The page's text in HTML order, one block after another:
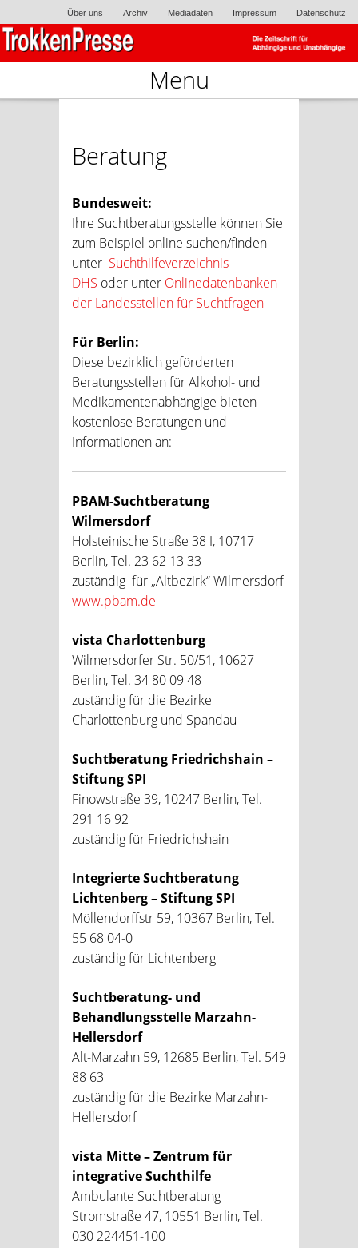
Über uns Archiv Mediadaten Impressum Datenschutz
Menu
Beratung
Bundesweit:
Ihre Suchtberatungsstelle können Sie
zum Beispiel online suchen/finden
unter Suchthilfeverzeichnis –
DHS oder unter Onlinedatenbanken
der Landesstellen für Suchtfragen
Für Berlin:
Diese bezirklich geförderten
Beratungsstellen für Alkohol- und
Medikamentenabhängige bieten
kostenlose Beratungen und
Informationen an:
PBAM-Suchtberatung
Wilmersdorf
Holsteinische Straße 38 I, 10717
Berlin, Tel. 23 62 13 33
zuständig für „Altbezirk“ Wilmersdorf
www.pbam.de
vista Charlottenburg
Wilmersdorfer Str. 50/51, 10627
Berlin, Tel. 34 80 09 48
zuständig für die Bezirke
Charlottenburg und Spandau
Suchtberatung Friedrichshain –
Stiftung SPI
Finowstraße 39, 10247 Berlin, Tel.
291 16 92
zuständig für Friedrichshain
Integrierte Suchtberatung
Lichtenberg – Stiftung SPI
Möllendorffstr 59, 10367 Berlin, Tel.
55 68 04-0
zuständig für Lichtenberg
Suchtberatung- und
Behandlungsstelle Marzahn-
Hellersdorf
Alt-Marzahn 59, 12685 Berlin, Tel. 549
88 63
zuständig für die Bezirke Marzahn-
Hellersdorf
vista Mitte – Zentrum für
integrative Suchthilfe
Ambulante Suchtberatung
Stromstraße 47, 10551 Berlin, Tel.
030 224451-100